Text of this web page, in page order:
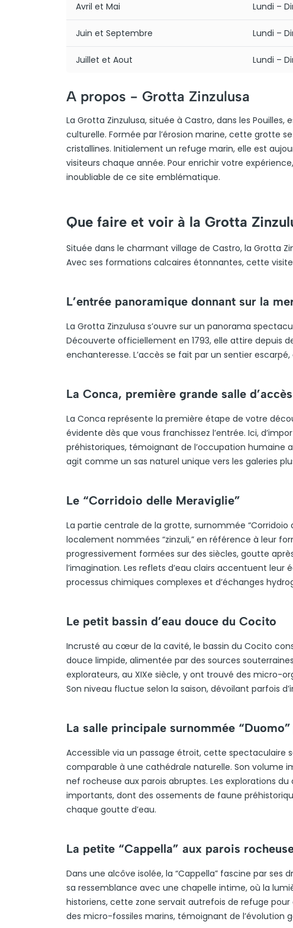
Avril et Mai Lundi –
Juin et Septembre Lundi –
Juillet et Aout Lundi –
A propos - Grotta Zinzulusa
La Grotta Zinzulusa, située à Castro, dans les
culturelle. Formée par l’érosion marine, cette grotte
cristallines. Initialement un refuge marin, elle est
visiteurs chaque année. Pour enrichir votre
inoubliable de ce site emblématique.
Que faire et voir à la Grotta
Située dans le charmant village de Castro, la Grotta
Avec ses formations calcaires étonnantes, cette
L’entrée panoramique donnant sur la
La Grotta Zinzulusa s’ouvre sur un panorama
Découverte officiellement en 1793, elle attire depuis
enchanteresse. L’accès se fait par un sentier
La Conca, première grande salle d’accès
La Conca représente la première étape de votre
évidente dès que vous franchissez l’entrée. Ici,
préhistoriques, témoignant de l’occupation humaine
agit comme un sas naturel unique vers les galeries
Le “Corridoio delle Meraviglie”
La partie centrale de la grotte, surnommée
localement nommées “zinzuli,” en référence à leur
progressivement formées sur des siècles, goutte
l’imagination. Les reflets d’eau clairs accentuent
processus chimiques complexes et d’échanges
Le petit bassin d’eau douce du Cocito
Incrusté au cœur de la cavité, le bassin du Cocito
douce limpide, alimentée par des sources
explorateurs, au XIXe siècle, y ont trouvé des micro-
Son niveau fluctue selon la saison, dévoilant parfois
La salle principale surnommée
Accessible via un passage étroit, cette spectaculaire
comparable à une cathédrale naturelle. Son volume
nef rocheuse aux parois abruptes. Les explorations
importants, dont des ossements de faune
chaque goutte d’eau.
La petite “Cappella” aux parois
Dans une alcôve isolée, la “Cappella” fascine par
sa ressemblance avec une chapelle intime, où la
historiens, cette zone servait autrefois de refuge
des micro-fossiles marins, témoignant de l’évolution